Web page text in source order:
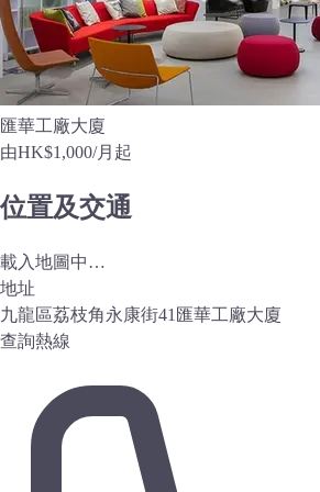
匯華工廠大廈
由HK$1,000/月起
位置及交通
載入地圖中…
地址
九龍區荔枝角永康街41匯華工廠大廈
查詢熱線